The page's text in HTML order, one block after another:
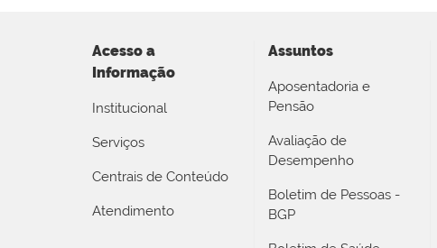
Acesso a
Informação
Institucional
Serviços
Centrais de Conteúdo
Atendimento
Assuntos
Aposentadoria e
Pensão
Avaliação de
Desempenho
Boletim de Pessoas -
BGP